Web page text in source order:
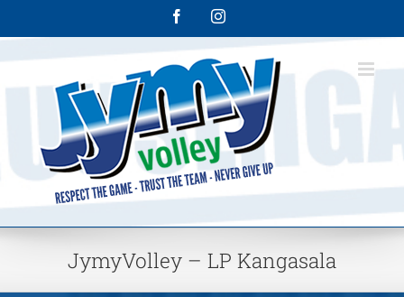
FacebookInstagram
JymyVolley – LP Kangasala